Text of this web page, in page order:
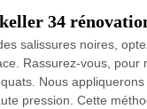
34
salissures noires,
Rassurez-vous, pour
Nous
pression. Cette